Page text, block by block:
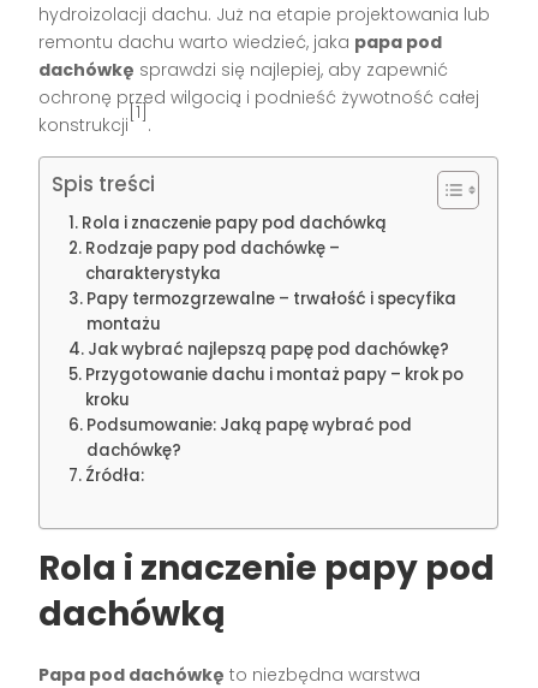
hydroizolacji dachu. Już na etapie projektowania lub
remontu dachu warto wiedzieć, jaka papa pod
dachówkę sprawdzi się najlepiej, aby zapewnić
ochronę przed wilgocią i podnieść żywotność całej
konstrukcji
[1]
.
Spis treści
Rola i znaczenie papy pod dachówką
Rodzaje papy pod dachówkę –
charakterystyka
Papy termozgrzewalne – trwałość i specyfika
montażu
Jak wybrać najlepszą papę pod dachówkę?
Przygotowanie dachu i montaż papy – krok po
kroku
Podsumowanie: Jaką papę wybrać pod
dachówkę?
Źródła:
Rola i znaczenie papy pod
dachówką
Papa pod dachówkę to niezbędna warstwa